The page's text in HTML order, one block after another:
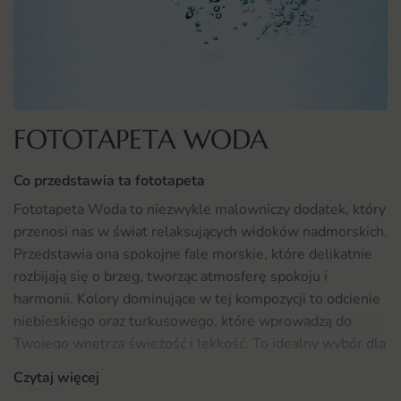
FOTOTAPETA WODA
Co przedstawia ta fototapeta
Fototapeta Woda to niezwykle malowniczy dodatek, który
przenosi nas w świat relaksujących widoków nadmorskich.
Przedstawia ona spokojne fale morskie, które delikatnie
rozbijają się o brzeg, tworząc atmosferę spokoju i
harmonii. Kolory dominujące w tej kompozycji to odcienie
niebieskiego oraz turkusowego, które wprowadzą do
Twojego wnętrza świeżość i lekkość. To idealny wybór dla
domach.
Czytaj więcej